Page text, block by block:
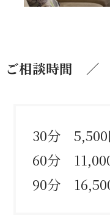
ご相談時間 ／
30分 5,500
60分
90分